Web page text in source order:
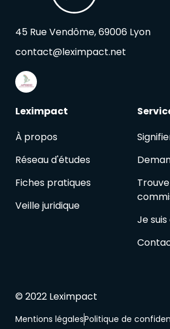
45 Rue Vendôme, 69006 Lyon
contact@leximpact.net
Leximpact
À propos
Réseau d'études
Fiches pratiques
Veille juridique
Je
© 2022 Leximpact
Mentions légalesPolitique de